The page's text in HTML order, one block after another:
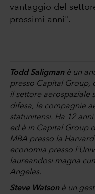
vantaggio del
prossimi anni".
Todd Saligman è un
presso Capital Group,
il settore aerospaziale
difesa, le compagnie
statunitensi. Ha 12
ed è in Capital Group
MBA presso la
economia presso
laureandosi magna
Angeles.
Steve Watsonè un